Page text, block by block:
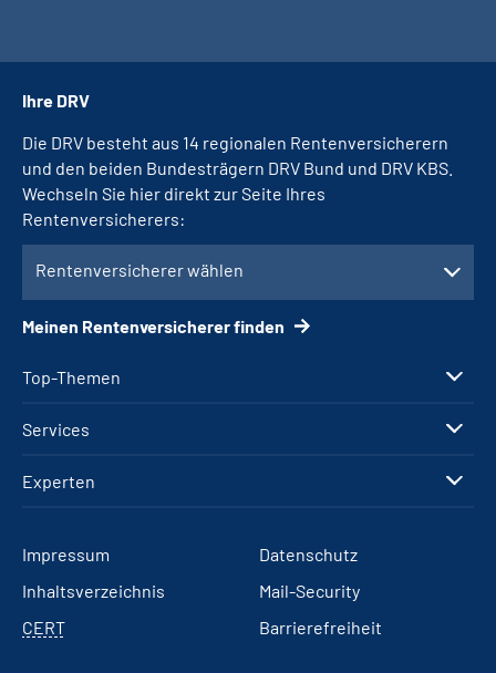
Top-Themen
Services
Experten
Ihre DRV
Die DRV besteht aus 14 regionalen Rentenversicherern
und den beiden Bundesträgern DRV Bund und DRV KBS.
Wechseln Sie hier direkt zur Seite Ihres
Rentenversicherers:
Rentenversicherer wählen
Meinen Rentenversicherer finden
Impressum
Datenschutz
Inhaltsverzeichnis
Mail-Security
CERT
Barrierefreiheit